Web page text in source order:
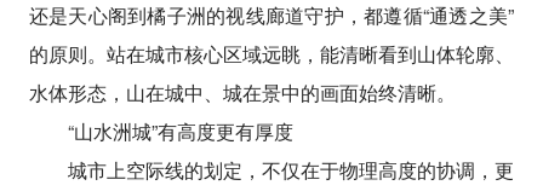
还是天心阁到橘子洲的视线廊道守护，都遵循“通透之美”
的原则。站在城市核心区域远眺，能清晰看到山体轮廓、
水体形态，山在城中、城在景中的画面始终清晰。
“山水洲城”有高度更有厚度
城市上空际线的划定，不仅在于物理高度的协调，更